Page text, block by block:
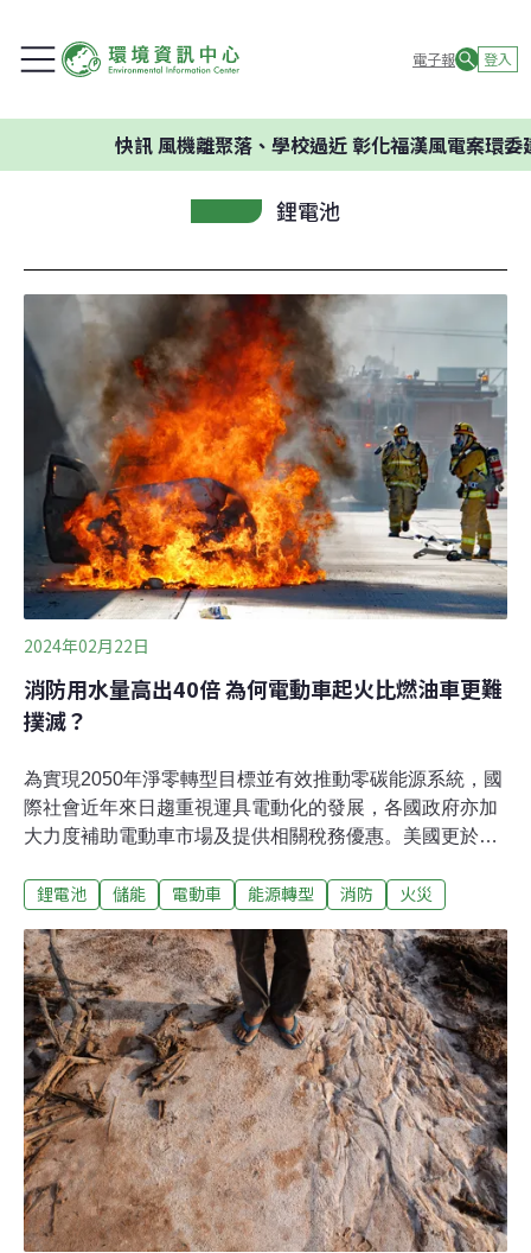
電子報 登入
風機離聚落、學校過近 彰化福漢風電案環委建議不應
鋰電池
2024年02月22日
消防用水量高出40倍 為何電動車起火比燃油車更難
撲滅？
為實現2050年淨零轉型目標並有效推動零碳能源系統，國
際社會近年來日趨重視運具電動化的發展，各國政府亦加
大力度補助電動車市場及提供相關稅務優惠。美國更於
Reduction Act of 2022）承諾提高對電動車的補貼，此舉
蓬勃發展之際，全球卻有越來越多的消防單位注意到，電
動車意外起火後不僅難以撲滅，消防人員往往需要使用比
傳統燃油車更多的水量才能控制住火勢，如何有效撲滅電
動車引起的火災似乎已成為消防機關日漸重視的問題。加
拿大新聞台《CTV News》指出，消防單位平均需使用比
一般燃油車高出40倍的水量才能撲滅電動車火災，每次救
火的耗水量高達4萬加侖（約15.14萬公升），且消防車通
常無法裝載如此龐大的水量，若失火處沒有足夠的水源或
消防栓措施，電動車恐燃燒數天才會熄滅。「在消防設
鋰電池 儲能 電動車 能源轉型 消防 火災